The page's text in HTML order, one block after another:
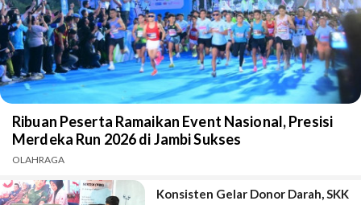
Ribuan Peserta Ramaikan Event Nasional, Presisi
Merdeka Run 2026 di Jambi Sukses
OLAHRAGA
Konsisten Gelar Donor Darah, SKK